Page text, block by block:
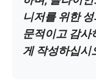
니저를 위한
문적이고 감사
게 작성하십시